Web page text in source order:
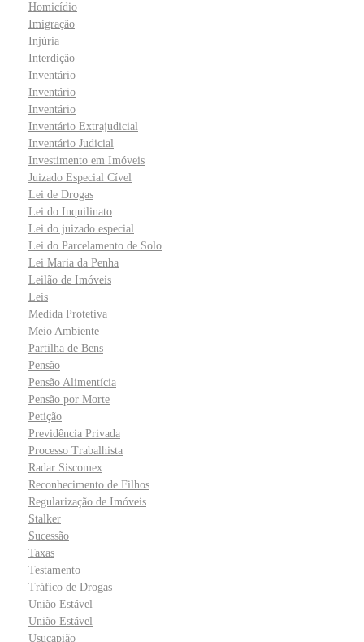
Homicídio
Imigração
Injúria
Interdição
Inventário
Inventário
Inventário
Inventário Extrajudicial
Inventário Judicial
Investimento em Imóveis
Juizado Especial Cível
Lei de Drogas
Lei do Inquilinato
Lei do juizado especial
Lei do Parcelamento de Solo
Lei Maria da Penha
Leilão de Imóveis
Leis
Medida Protetiva
Meio Ambiente
Partilha de Bens
Pensão
Pensão Alimentícia
Pensão por Morte
Petição
Previdência Privada
Processo Trabalhista
Radar Siscomex
Reconhecimento de Filhos
Regularização de Imóveis
Stalker
Sucessão
Taxas
Testamento
Tráfico de Drogas
União Estável
União Estável
Usucapião